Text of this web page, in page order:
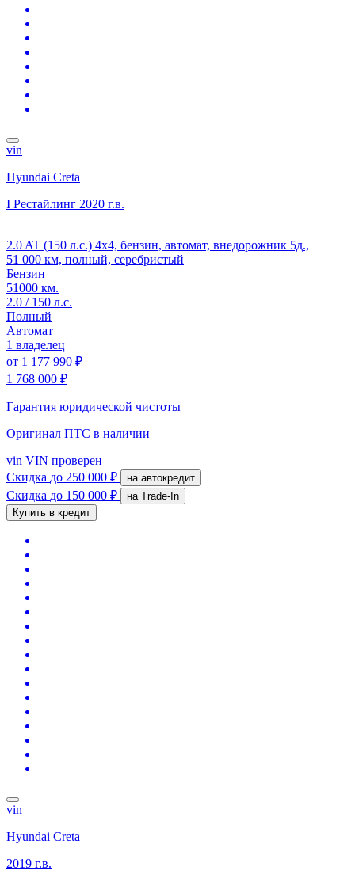
vin
Hyundai Creta
I Рестайлинг 2020 г.в.
2.0 AT (150 л.с.) 4x4, бензин, автомат, внедорожник 5д.,
51 000 км, полный, серебристый
Бензин
51000 км.
2.0 / 150 л.с.
Полный
Автомат
1 владелец
от 1 177 990 ₽
1 768 000 ₽
Гарантия юридической чистоты
Оригинал ПТС в наличии
vin VIN проверен
Скидка до 250 000 ₽ на автокредит
Скидка до 150 000 ₽
на Trade-In
Купить в кредит
vin
Hyundai Creta
2019 г.в.